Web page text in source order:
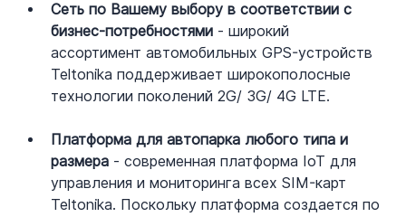
Сеть по Вашему выбору в соответствии с
бизнес-потребностями - широкий
ассортимент автомобильных GPS-устройств
Teltonika поддерживает широкополосные
технологии поколений 2G/ 3G/ 4G LTE.
Платформа для автопарка любого типа и
размера - современная платформа IoT для
управления и мониторинга всех SIM-карт
Teltonika. Поскольку платформа создается по